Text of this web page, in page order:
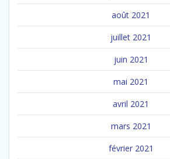
août 2021
juillet 2021
juin 2021
mai 2021
avril 2021
mars 2021
février 2021